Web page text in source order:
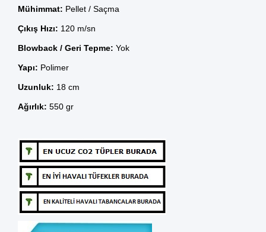
Mühimmat: Pellet / Saçma
Çıkış Hızı: 120 m/sn
Blowback / Geri Tepme: Yok
Yapı: Polimer
Uzunluk: 18 cm
Ağırlık: 550 gr